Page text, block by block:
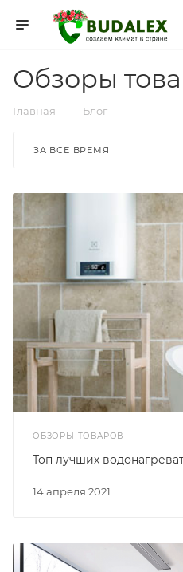
Обзоры
Главная — Блог
ЗА ВСЕ ВРЕМЯ
ОБЗОРЫ ТОВАРОВ
14 апреля 2021
Топ лучших